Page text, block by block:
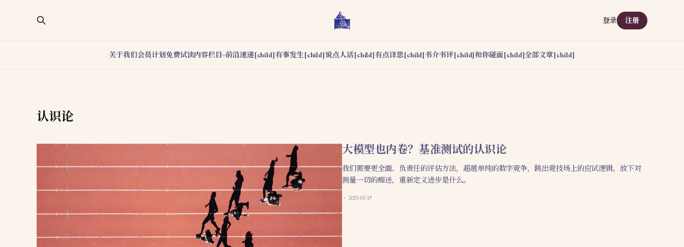
关于我们会员计划免费试读内容栏目 前沿速递[child]有事发生[child]说点人话[child]有点译思[child]书介书评[child]和你碰面[child]全部文章[child]
登录 注册
认识论
大模型也内卷？基准测试的认识论
我们需要更全面、负责任的评估方法，超越单纯的数字竞争，跳出竞技场上的应试逻辑，放下对
测量一切的痴迷，重新定义进步是什么。
2025-03-19